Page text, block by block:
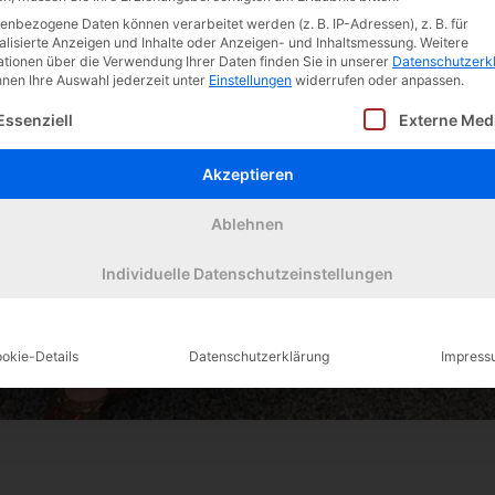
Daten können verarbeitet werden (z. B. IP-Adressen), z. B. für
Anzeigen und Inhalte oder Anzeigen- und Inhaltsmessung. Weitere
über die Verwendung Ihrer Daten finden Sie in unserer
Ihre Auswahl jederzeit unter Einstellungen widerrufen oder anpassen.
eine Liste der Service-Gruppen, für die eine
Externe
Akzeptieren
Ablehnen
Individuelle Datenschutzeinstellungen
Details Datenschutzerklärung